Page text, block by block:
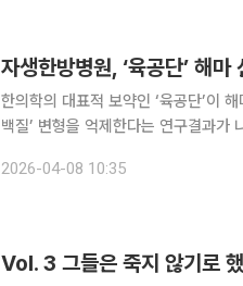
자생한방병원, ‘육공단’ 해
한의학의 대표적 보약인 ‘육공단’이
백질’ 변형을 억제한다는 연구결과가
자생한방병원 척추관절연구소 박사
2026-04-08 10:35